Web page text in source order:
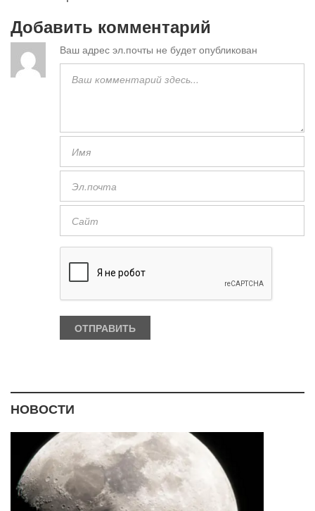
Добавить комментарий
Ваш адрес эл.почты не будет опубликован
НОВОСТИ